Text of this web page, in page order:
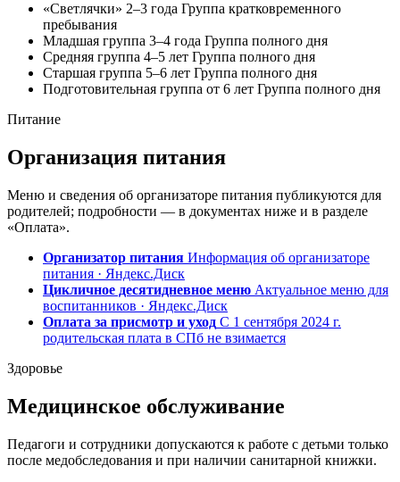
«Светлячки» 2–3 года Группа кратковременного
пребывания
Младшая группа 3–4 года Группа полного дня
Средняя группа 4–5 лет Группа полного дня
Старшая группа 5–6 лет Группа полного дня
Подготовительная группа от 6 лет Группа полного дня
Питание
Организация питания
Меню и сведения об организаторе питания публикуются для
родителей; подробности — в документах ниже и в разделе
«Оплата».
Организатор питания Информация об организаторе
питания · Яндекс.Диск
Цикличное десятидневное меню Актуальное меню для
воспитанников · Яндекс.Диск
Оплата за присмотр и уход С 1 сентября 2024 г.
родительская плата в СПб не взимается
Здоровье
Медицинское обслуживание
Педагоги и сотрудники допускаются к работе с детьми только
после медобследования и при наличии санитарной книжки.